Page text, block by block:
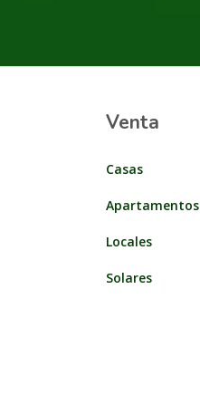
Venta
Casas
Apartamentos
Locales
Solares